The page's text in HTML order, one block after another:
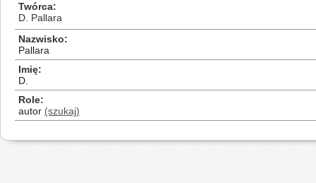
Twórca
D. Pallara
Nazwisko
Pallara
Imię
D.
Role
autor (szukaj)